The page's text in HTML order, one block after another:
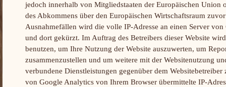
jedoch innerhalb von Mitgliedstaaten der Europäischen Union
des Abkommens über den Europäischen Wirtschaftsraum
Ausnahmefällen wird die volle IP-Adresse an einen Server
und dort gekürzt. Im Auftrag des Betreibers dieser Website
benutzen, um Ihre Nutzung der Website auszuwerten, um
zusammenzustellen und um weitere mit der Websitenutzung
verbundene Dienstleistungen gegenüber dem
von Google Analytics von Ihrem Browser übermittelte IP-